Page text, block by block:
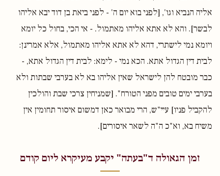
אליה הנביא וגו', [לפני בוא יום ה' - לפני ביאת בן דוד יבא אליהו
לבשר]. והא לא אתא אליהו מאתמול. - אי הכי, בחול כל יומא
ויומא נמי לישתרי, דהא לא אתא אליהו מאתמול, אלא אמרינן:
לבית דין הגדול אתא. הכא נמי - לימא: לבית דין הגדול אתא, -
כבר מובטח להן לישראל שאין אליהו בא לא בערבי שבתות ולא
בערבי ימים טובים מפני הטורח". [שמניחין צרכי שבת והולכין
להקביל פניו] עיי"ש, הרי מבואר כאן דמשום איסור תחומין אין
משיח בא, וא"כ ה"ה לשאר איסורים].
זמן הגאולה ד"בעתה" יקבע מעיקרא ליום קודם